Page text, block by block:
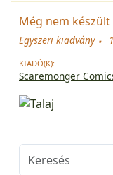
Még nem készült
Egyszeri kiadvány
KIADÓ(K):
Scaremonger